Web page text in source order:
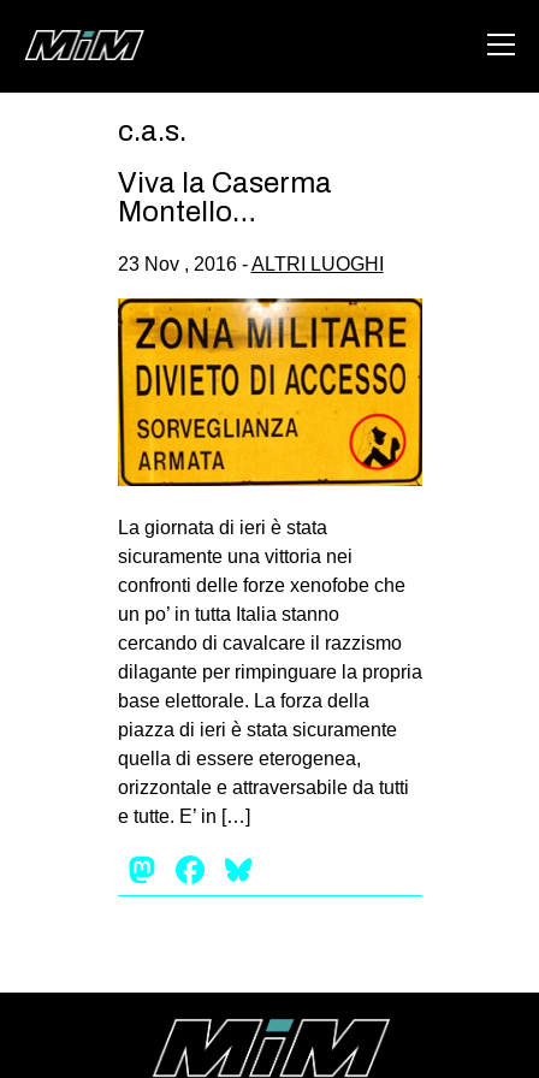
AREA
DEGENERAZIONE
GAZA FREESTYLE
CSOA LAMBRETTA
MSM
STUDENTI TSUNAMI
MILANO
MOBILITAZIONI
SPAZI
SPORT POPOLARE
MOVIMENTI
AMBIENTE
ANTIFASCISMO
STUDENTI
c.a.s.
Viva la Caserma
Montello…
23 Nov , 2016 -ALTRI LUOGHI
La giornata di ieri è stata
sicuramente una vittoria nei
confronti delle forze xenofobe che
un po’ in tutta Italia stanno
cercando di cavalcare il razzismo
dilagante per rimpinguare la propria
base elettorale. La forza della
piazza di ieri è stata sicuramente
quella di essere eterogenea,
orizzontale e attraversabile da tutti
e tutte. E’ in […]
Mastodon
Facebook